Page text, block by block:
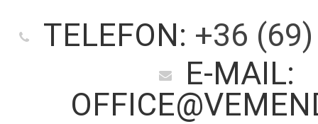
TELEFON: +36
E-MAIL: